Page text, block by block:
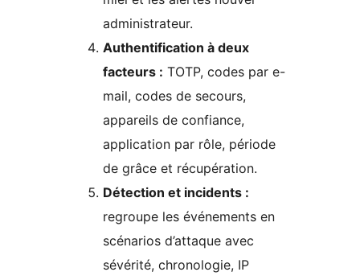
administrateur.
Authentification à deux
facteurs : TOTP, codes par e-
mail, codes de secours,
appareils de confiance,
application par rôle, période
de grâce et récupération.
Détection et incidents :
regroupe les événements en
scénarios d’attaque avec
sévérité, chronologie, IP